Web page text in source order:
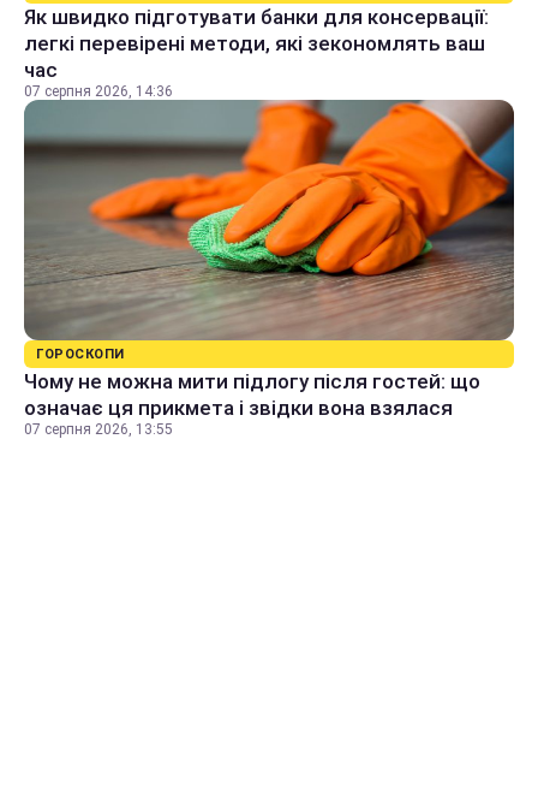
Як швидко підготувати банки для консервації:
легкі перевірені методи, які зекономлять ваш
час
07 серпня 2026, 14:36
ГОРОСКОПИ
Чому не можна мити підлогу після гостей: що
означає ця прикмета і звідки вона взялася
07 серпня 2026, 13:55